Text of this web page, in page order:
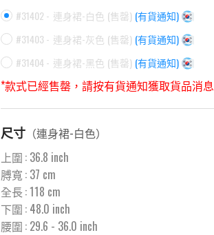
#31402 - 連身裙-白色 (售罄) (有貨通知)
#31403 - 連身裙-灰色 (售罄) (有貨通知)
#31404 - 連身裙-黑色 (售罄) (有貨通知)
*款式已經售罄，請按有貨通知獲取貨品消息
尺寸 （連身裙-白色）
上圍 : 36.8 inch
膊寬 : 37 cm
全長 :118 cm
下圍 : 48.0 inch
腰圍 : 29.6 - 36.0 inch